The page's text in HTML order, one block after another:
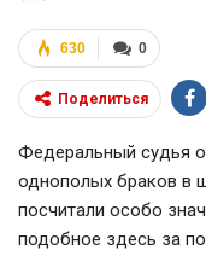
0
630
Поделиться
Федеральный судья
однополых браков в
посчитали особо
подобное здесь за